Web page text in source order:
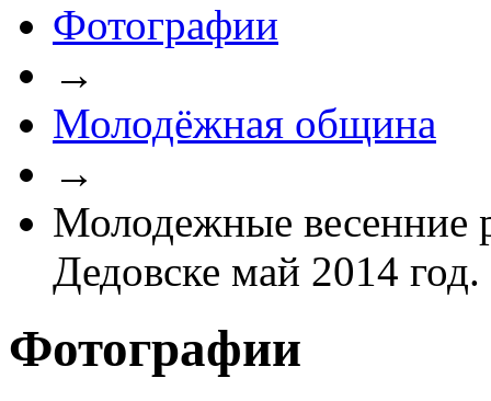
Фотографии
→
Молодёжная община
→
Молодежные весенние
Дедовске май 2014 год.
Фотографии